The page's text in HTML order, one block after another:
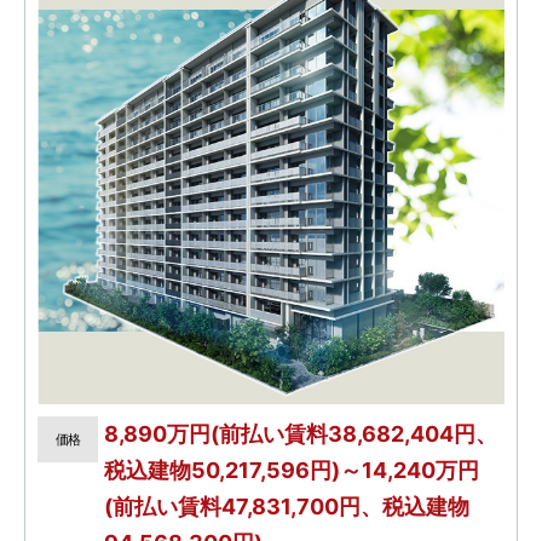
価格
8,890万円(前払い賃料38,682,404円、
税込建物50,217,596円)～14,240万円
(前払い賃料47,831,700円、税込建物